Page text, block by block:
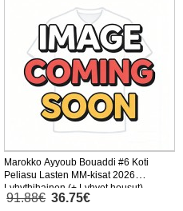
Marokko Ayyoub Bouaddi #6 Koti
Peliasu Lasten MM-kisat 2026
Lyhythihainen (+ Lyhyet housut)
91.88€ 36.75€